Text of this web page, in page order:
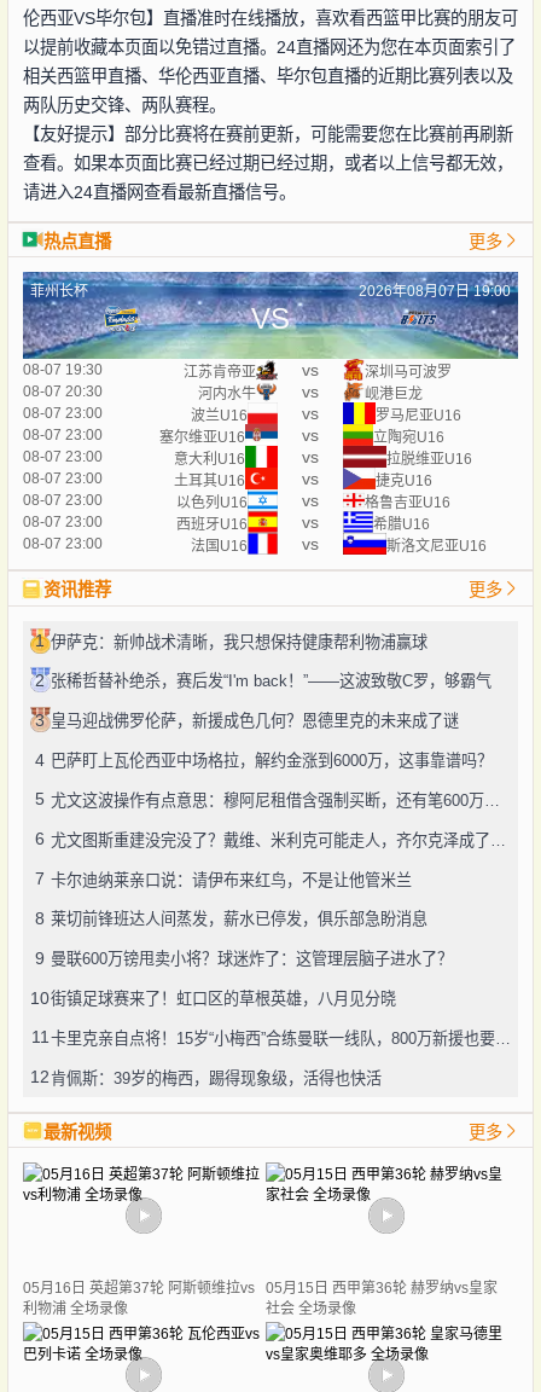
伦西亚VS毕尔包】直播准时在线播放，喜欢看西篮甲比赛的朋友可
以提前收藏本页面以免错过直播。24直播网还为您在本页面索引了
相关西篮甲直播、华伦西亚直播、毕尔包直播的近期比赛列表以及
两队历史交锋、两队赛程。
【友好提示】部分比赛将在赛前更新，可能需要您在比赛前再刷新
查看。如果本页面比赛已经过期已经过期，或者以上信号都无效，
请进入24直播网查看最新直播信号。
热点直播 更多
菲州长杯 2026年08月07日 19:00
VS
08-07 19:30 江苏肯帝亚 vs
深圳马可波罗
08-07 20:30
河内水牛 vs
岘港巨龙
08-07 23:00
波兰U16 vs
罗马尼亚U16
08-07 23:00
塞尔维亚U16 vs
立陶宛U16
08-07 23:00
意大利U16 vs
拉脱维亚U16
08-07 23:00
土耳其U16 vs
捷克U16
08-07 23:00
以色列U16 vs
格鲁吉亚U16
08-07 23:00
西班牙U16 vs
希腊U16
08-07 23:00
法国U16 vs 斯洛文尼亚U16
资讯推荐 更多
1 伊萨克：新帅战术清晰，我只想保持健康帮利物浦赢球
2 张稀哲替补绝杀，赛后发“I'm back！”——这波致敬C罗，够霸气
3 皇马迎战佛罗伦萨，新援成色几何？恩德里克的未来成了谜
4 巴萨盯上瓦伦西亚中场格拉，解约金涨到6000万，这事靠谱吗？
5
6
7 卡尔迪纳莱亲口说：请伊布来红鸟，不是让他管米兰
8 莱切前锋班达人间蒸发，薪水已停发，俱乐部急盼消息
9 曼联600万镑甩卖小将？球迷炸了：这管理层脑子进水了？
10街镇足球赛来了！虹口区的草根英雄，八月见分晓
11 卡里克亲自点将！15岁“小梅西”合练曼联一线队，800万新援也要露脸
12 肯佩斯：39岁的梅西，踢得现象级，活得也快活
最新视频 更多
05月16日 英超第37轮 阿斯顿维拉vs
利物浦 全场录像
05月15日 西甲第36轮 赫罗纳vs皇家
社会 全场录像